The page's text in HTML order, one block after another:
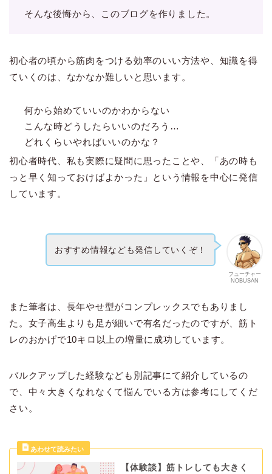
そんな後悔から、このブログを作りました。
初心者の頃から筋肉をつける効率のいい方法や、知識を得
ていくのは、なかなか難しいと思います。
何から始めていいのかわからない
こんな時どうしたらいいのだろう…
どれくらいやればいいのかな？
初心者時代、私も実際に疑問に思ったことや、「あの時も
っと早く知っておけばよかった」という情報を中心に発信
しています。
フューチャー
NOBUSAN
おすすめ情報なども発信していくぞ！
また筆者は、長年やせ型がコンプレックスでもありまし
た。女子高生よりも足が細いで有名だったのですが、筋ト
レのおかげで10キロ以上の増量に成功しています。
バルクアップした経験なども別記事にて紹介しているの
で、中々大きくなれなくて悩んでいる方は参考にしてくだ
さい。
【体験談】筋トレしても大きく